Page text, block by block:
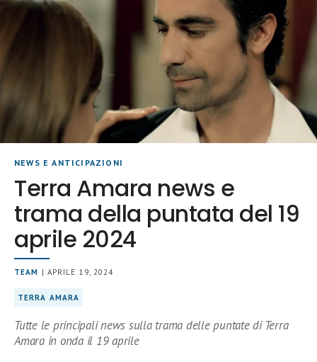
NEWS E ANTICIPAZIONI
Terra Amara news e
trama della puntata del 19
aprile 2024
TEAM | APRILE 19, 2024
TERRA AMARA
Tutte le principali news sulla trama delle puntate di Terra
Amara in onda il 19 aprile